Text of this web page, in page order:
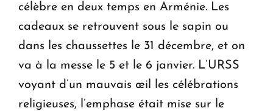
célèbre en deux temps en Arménie. Les
cadeaux se retrouvent sous le sapin ou
dans les chaussettes le 31 décembre, et on
va à la messe le 5 et le 6 janvier. L’URSS
voyant d’un mauvais œil les célébrations
religieuses, l’emphase était mise sur le